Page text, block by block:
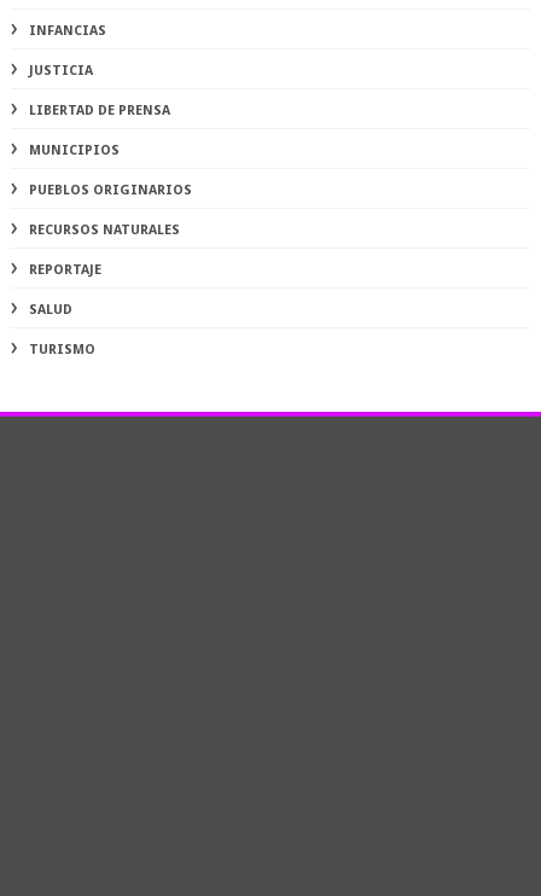
INFANCIAS
JUSTICIA
LIBERTAD DE PRENSA
MUNICIPIOS
PUEBLOS ORIGINARIOS
RECURSOS NATURALES
REPORTAJE
SALUD
TURISMO